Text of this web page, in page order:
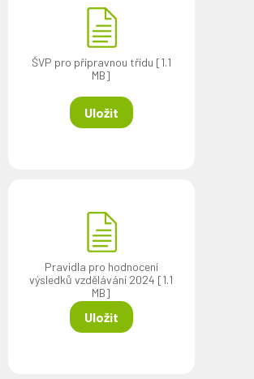
ŠVP pro přípravnou třídu [1.1
MB]
Uložit
Pravidla pro hodnocení
výsledků vzdělávání 2024 [1.1
MB]
Uložit